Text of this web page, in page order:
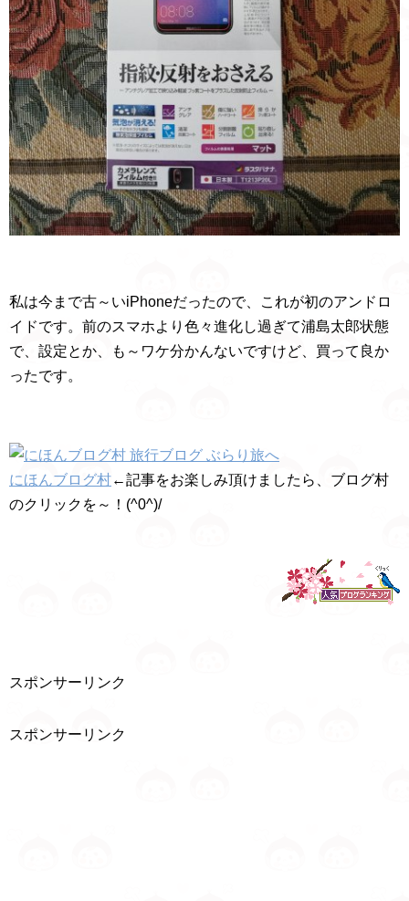
私は今まで古～いiPhoneだったので、これが初のアンドロ
イドです。前のスマホより色々進化し過ぎて浦島太郎状態
で、設定とか、も～ワケ分かんないですけど、買って良か
ったです。
にほんブログ村←記事をお楽しみ頂けましたら、ブログ村
のクリックを～！(^0^)/
スポンサーリンク
スポンサーリンク